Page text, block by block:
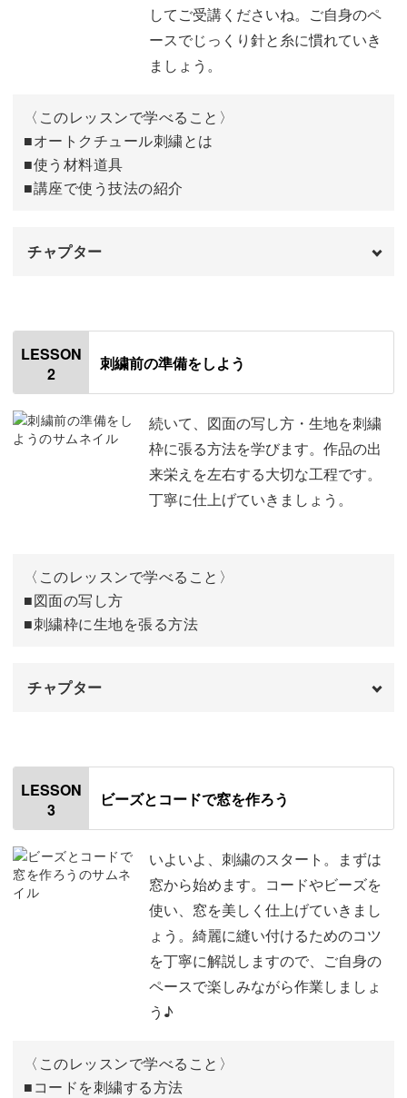
様々な細かい材料を扱うオートクチュール刺繍。自分で一
つひとつ買い揃えるのはなかなか大変ですよね。
キットがあれば、初心者さんもすぐにオートクチュール刺
繍を始めていただけます。
手元がよく見える動画レッスンならではのメリットで、オ
万全のサポート！だから初心者さんも最後までやり
きっと、不安を抱えている方もいらっしゃいますよね。
そんな方も、どうぞご安心ください！
初心者さんが安心して受講できるよう、まずは針と糸に慣
基本技法を丁寧にレクチャーしますので、じっくりと練習
していきましょう。
また今回は各レッスンで少しずつモチーフを刺し進めてい
き、最後に一つの作品を作り上げます。
ゆっくりとしたペース配分となっているので無理なくご自
身のペースで制作いただけます。
が一番です。
してご受講くださいね。ご自身のペ
ースでじっくり針と糸に慣れていき
ましょう。
〈このレッスンで学べること〉
■オートクチュール刺繍とは
■使う材料道具
■講座で使う技法の紹介
チャプター
はじめに
オートクチュール刺繍とは
主な使用道具 01:55
02:51
刺繍枠にアヤテープを巻く
使用材料
おわりに
LESSON
2
刺繍前の準備をしよう
続いて、図面の写し方・生地を刺繍
枠に張る方法を学びます。作品の出
来栄えを左右する大切な工程です。
丁寧に仕上げていきましょう。
〈このレッスンで学べること〉
■図面の写し方
■刺繍枠に生地を張る方法
チャプター
はじめに
使用材料・道具
図案をトレーシングペーパーに写す 02:09
図案を生地に写す 08:29
刺繍枠に生地を張る 16:19
19:43
LESSON
3
ビーズとコードで窓を作ろう
いよいよ、刺繍のスタート。まずは
窓から始めます。コードやビーズを
使い、窓を美しく仕上げていきまし
ょう。綺麗に縫い付けるためのコツ
を丁寧に解説しますので、ご自身の
ペースで楽しみながら作業しましょ
う♪
〈このレッスンで学べること〉
■コードを刺繍する方法